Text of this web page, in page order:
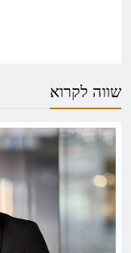
שווה לקרוא